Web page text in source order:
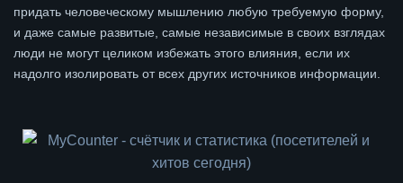
придать человеческому мышлению любую требуемую форму,
и даже самые развитые, самые независимые в своих взглядах
люди не могут целиком избежать этого влияния, если их
надолго изолировать от всех других источников информации.